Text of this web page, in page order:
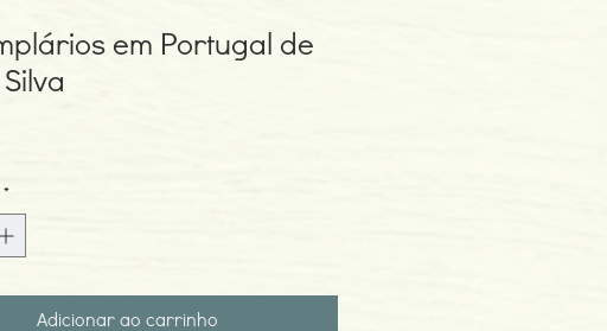
em Portugal de
*
Adicionar ao carrinho